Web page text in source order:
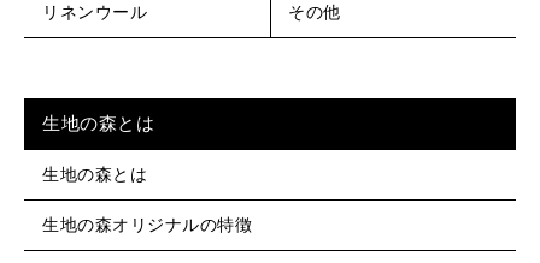
リネンウール その他
生地の森とは
生地の森とは
生地の森オリジナルの特徴